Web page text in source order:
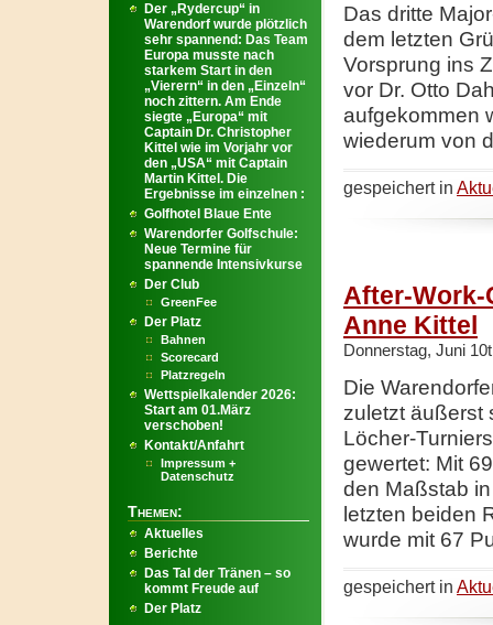
Das dritte
dem letzten
Vorsprung ins
vor Dr. Otto
aufgekommen
wiederum von
gespeichert in
After-Work-
Anne Kittel
Donnerstag, Juni
Die
zuletzt äußerst
Löcher-
gewertet: Mit
den Maßstab
letzten beiden
wurde mit 67
gespeichert in
Der „Rydercup“ in
Warendorf wurde plötzlich
sehr spannend: Das Team
Europa musste nach
starkem Start in den
„Vierern“ in den „Einzeln“
noch zittern. Am Ende
siegte „Europa“ mit
Captain Dr. Christopher
Kittel wie im Vorjahr vor
den „USA“ mit Captain
Martin Kittel. Die
Ergebnisse im einzelnen :
Golfhotel Blaue Ente
Warendorfer Golfschule:
Neue Termine für
spannende Intensivkurse
Der Club
GreenFee
Der Platz
Bahnen
Scorecard
Platzregeln
Wettspielkalender 2026:
Start am 01.März
verschoben!
Kontakt/Anfahrt
Impressum +
Datenschutz
Themen:
Aktuelles
Berichte
Das Tal der Tränen – so
kommt Freude auf
Der Platz